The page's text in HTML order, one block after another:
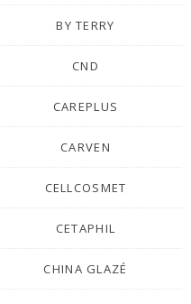
BY TERRY
CND
CAREPLUS
CARVEN
CELLCOSMET
CETAPHIL
CHINA GLAZÉ